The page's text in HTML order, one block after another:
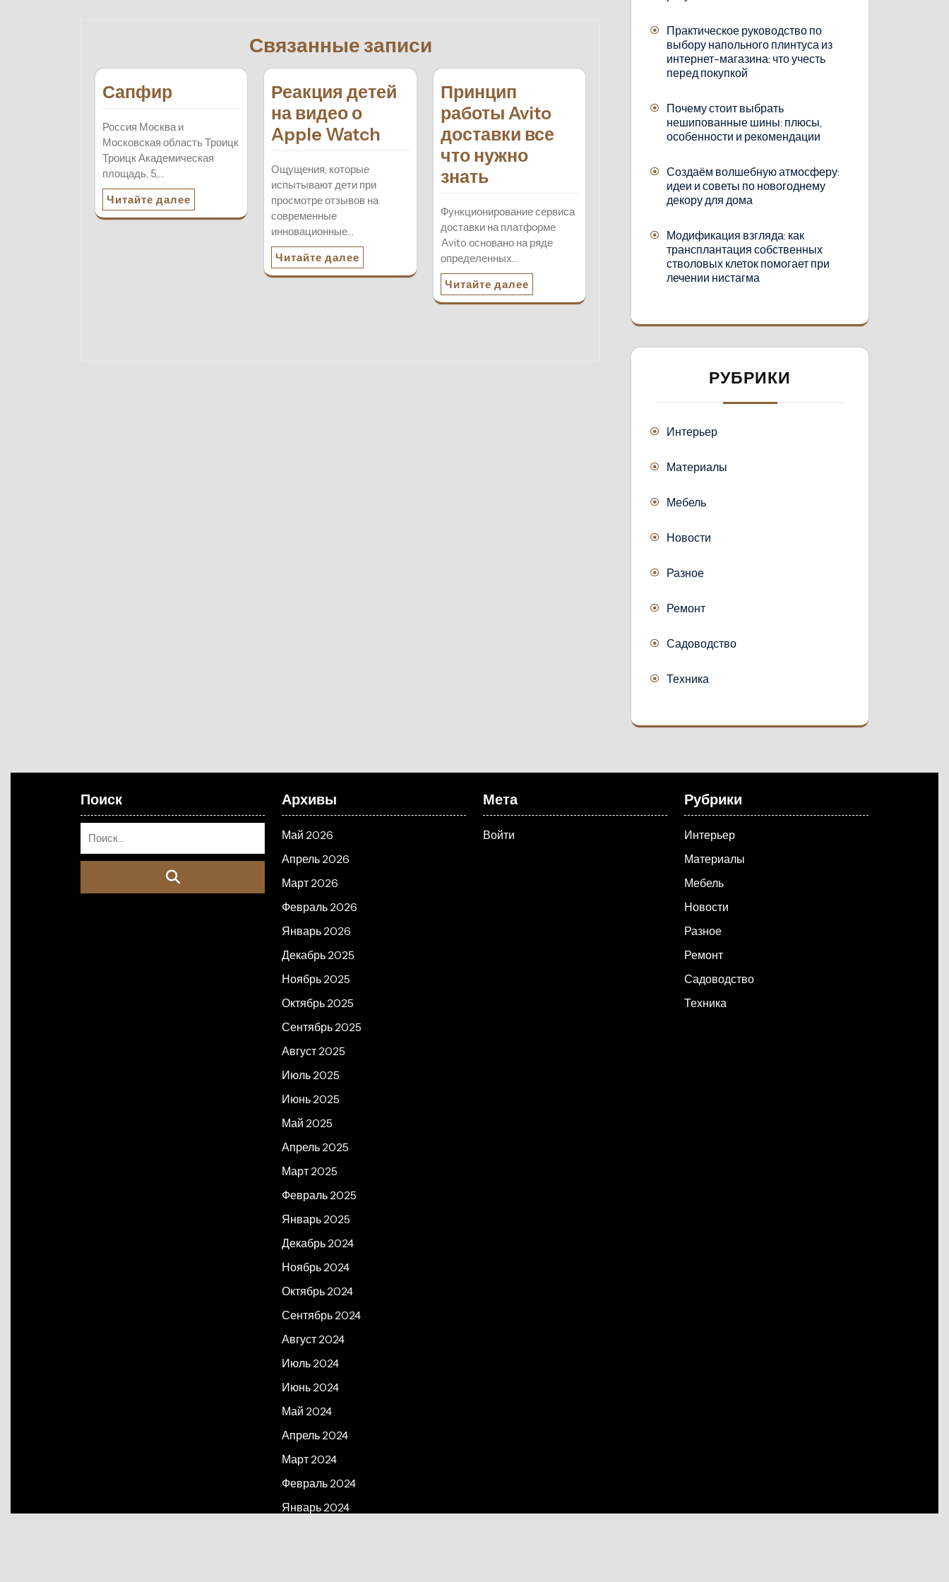
Связанные записи
Сапфир
Россия Москва и
Московская область Троицк
Троицк Академическая
площадь, 5,…
Читайте далее
Реакция детей
на видео о
Apple Watch
Ощущения, которые
испытывают дети при
просмотре отзывов на
современные
инновационные…
Читайте далее
Принцип
работы Avito
доставки все
что нужно
знать
Функционирование сервиса
доставки на платформе
Avito основано на ряде
определенных…
Читайте далее
Практическое руководство по
выбору напольного плинтуса из
интернет-магазина: что учесть
перед покупкой
Почему стоит выбрать
нешипованные шины: плюсы,
особенности и рекомендации
Создаём волшебную атмосферу:
идеи и советы по новогоднему
декору для дома
Модификация взгляда: как
трансплантация собственных
стволовых клеток помогает при
лечении нистагма
РУБРИКИ
Интерьер
Материалы
Мебель
Новости
Разное
Ремонт
Садоводство
Техника
Поиск Архивы
Май 2026
Апрель 2026
Март 2026
Февраль 2026
Январь 2026
Декабрь 2025
Ноябрь 2025
Октябрь 2025
Сентябрь 2025
Август 2025
Июль 2025
Июнь 2025
Май 2025
Апрель 2025
Март 2025
Февраль 2025
Январь 2025
Декабрь 2024
Ноябрь 2024
Октябрь 2024
Сентябрь 2024
Август 2024
Июль 2024
Июнь 2024
Май 2024
Апрель 2024
Март 2024
Февраль 2024
Январь 2024
Мета
Войти
Рубрики
Интерьер
Материалы
Мебель
Новости
Разное
Ремонт
Садоводство
Техника